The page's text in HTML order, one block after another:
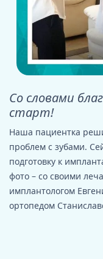
Со словами
старт!
Наша пациентка
проблем с зубами.
подготовку к
фото – со своими
имплантологом
ортопедом